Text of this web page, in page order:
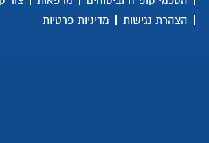
ניתוח החלפת
הצהרת נגישות
מדיניות פרטיות